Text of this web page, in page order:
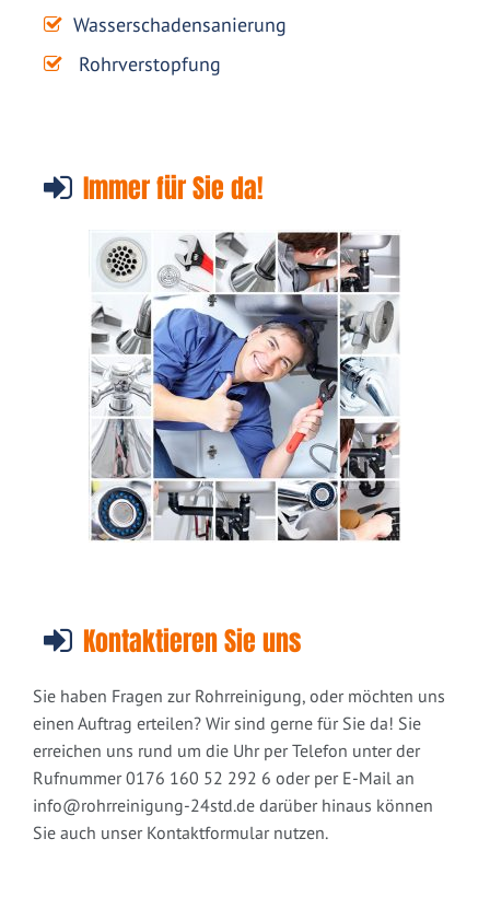
Wasserschadensanierung
Rohrverstopfung
Immer für Sie da!
Kontaktieren Sie uns
Sie haben Fragen zur Rohrreinigung, oder möchten uns
einen Auftrag erteilen? Wir sind gerne für Sie da! Sie
erreichen uns rund um die Uhr per Telefon unter der
Rufnummer 0176 160 52 292 6 oder per E-Mail an
info@rohrreinigung-24std.de darüber hinaus können
Sie auch unser Kontaktformular nutzen.